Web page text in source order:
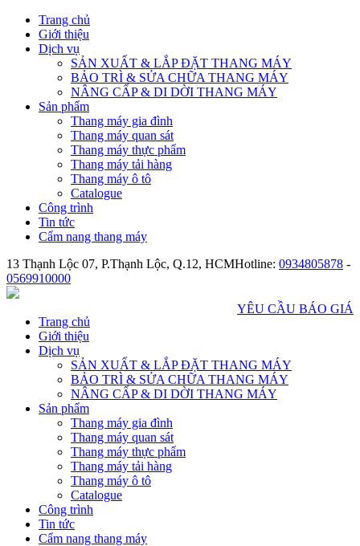
Trang chủ
Giới thiệu
Dịch vụ
SẢN XUẤT & LẮP ĐẶT THANG MÁY
BẢO TRÌ & SỬA CHỮA THANG MÁY
NÂNG CẤP & DI DỜI THANG MÁY
Sản phẩm
Thang máy gia đình
Thang máy quan sát
Thang máy thực phẩm
Thang máy tải hàng
Thang máy ô tô
Catalogue
Công trình
Tin tức
Cẩm nang thang máy
13 Thạnh Lộc 07, P.Thạnh Lộc, Q.12, HCMHotline: 0934805878 -
0569910000
YÊU CẦU BÁO GIÁ
Trang chủ
Giới thiệu
Dịch vụ
SẢN XUẤT & LẮP ĐẶT THANG MÁY
BẢO TRÌ & SỬA CHỮA THANG MÁY
NÂNG CẤP & DI DỜI THANG MÁY
Sản phẩm
Thang máy gia đình
Thang máy quan sát
Thang máy thực phẩm
Thang máy tải hàng
Thang máy ô tô
Catalogue
Công trình
Tin tức
Cẩm nang thang máy